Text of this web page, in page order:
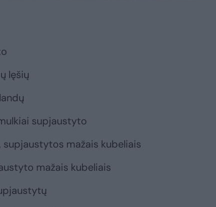
lęšių
supjaustyto
supjaustytos mažais kubeliais
mažais kubeliais